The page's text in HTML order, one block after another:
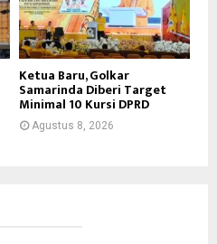
Ketua Baru, Golkar
Samarinda Diberi Target
Minimal 10 Kursi DPRD
Agustus 8, 2026